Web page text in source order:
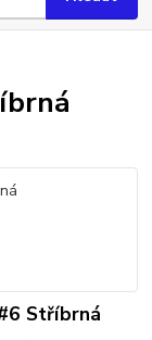
Stříbrná